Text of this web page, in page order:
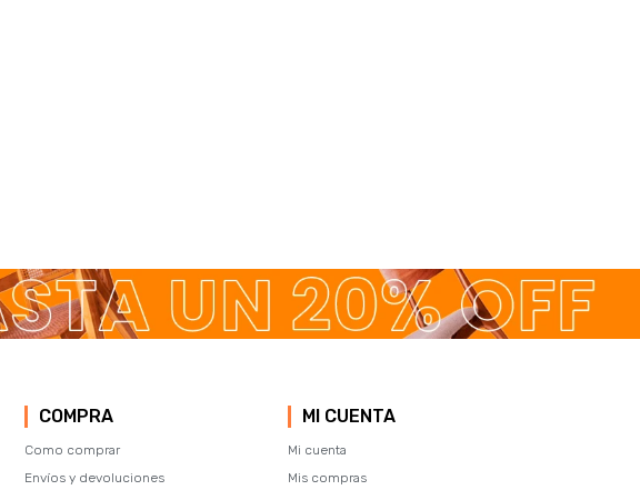
COMPRA
Como comprar
Envíos y devoluciones
MI CUENTA
Mi cuenta
Mis compras